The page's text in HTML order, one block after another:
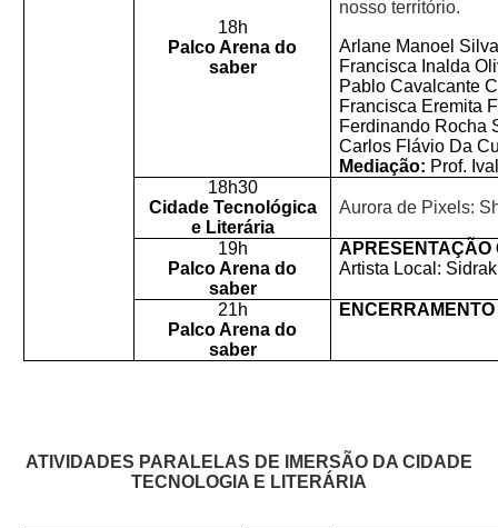
18h
Palco Arena do
saber
nosso território.
Arlane Manoel
Francisca Inalda
Pablo Cavalcante
Francisca Eremita
Ferdinando Rocha
Carlos Flávio Da
Mediação: Prof.
18h30
Cidade Tecnológica
e Literária
Aurora de Pixels:
19h
Palco Arena do
saber
APRESENTAÇÃO
Artista Local:
21h
Palco Arena do
saber
ATIVIDADES PARALELAS DE IMERSÃO DA CIDADE
TECNOLOGIA E LITERÁRIA